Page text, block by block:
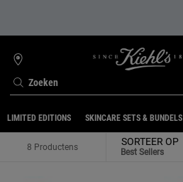
Zoeken
WINKELZOEKER
LIMITED EDITIONS SKINCARE SETS & BUNDELS
8 Productens SORTEER OP